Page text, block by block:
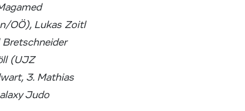
OÖ), Lukas Zoitl
(UJZ
3. Mathias
Judo